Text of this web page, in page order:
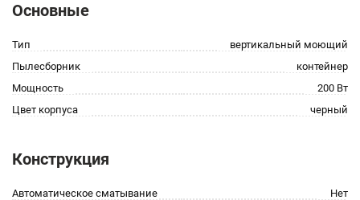
Основные
Тип
вертикальный моющий
Пылесборник
контейнер
Мощность
200 Вт
Цвет корпуса
черный
Конструкция
Автоматическое сматывание
Нет